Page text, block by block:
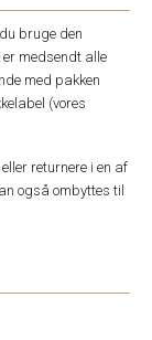
bruge den
medsendt alle
med pakken
(vores
returnere i en af
også ombyttes til